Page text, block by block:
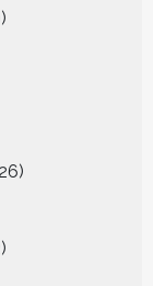
producten
26
producten
producten